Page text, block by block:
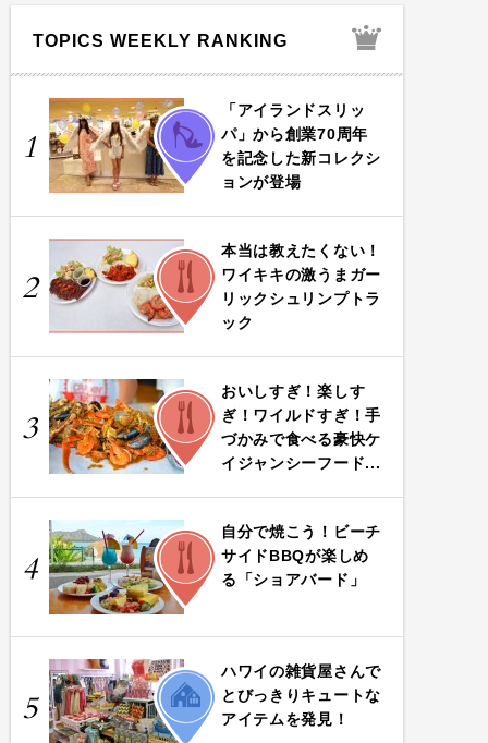
TOPICS WEEKLY RANKING
1
FASHION
「アイランドスリッ
パ」から創業70周年
を記念した新コレクシ
ョンが登場
2
FOOD
本当は教えたくない！
ワイキキの激うまガー
リックシュリンプトラ
ック
3
FOOD
おいしすぎ！楽しす
ぎ！ワイルドすぎ！手
づかみで食べる豪快ケ
イジャンシーフード...
4
FOOD
自分で焼こう！ビーチ
サイドBBQが楽しめ
る「ショアバード」
5
LIFE
ハワイの雑貨屋さんで
とびっきりキュートな
アイテムを発見！